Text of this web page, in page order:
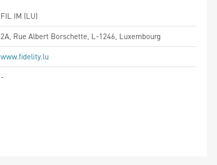
FIL IM (LU)
2A, Rue Albert Borschette, L-1246, Luxembourg
www.fidelity.lu
-